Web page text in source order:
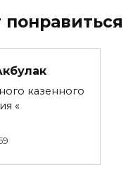
казенного
«